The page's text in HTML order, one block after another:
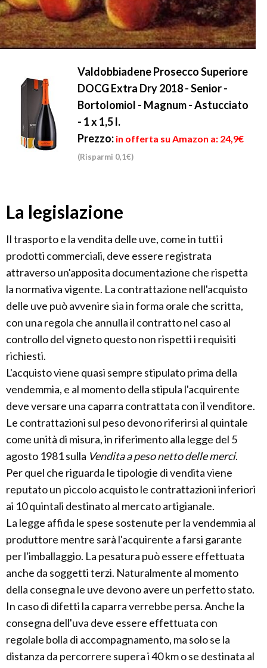
Valdobbiadene Prosecco Superiore
DOCG Extra Dry 2018 - Senior -
Bortolomiol - Magnum - Astucciato
- 1 x 1,5 l.
Prezzo: in offerta su Amazon a: 24,9€
(Risparmi 0,1€)
La legislazione
Il trasporto e la vendita delle uve, come in tutti i
prodotti commerciali, deve essere registrata
attraverso un'apposita documentazione che rispetta
la normativa vigente. La contrattazione nell'acquisto
delle uve può avvenire sia in forma orale che scritta,
con una regola che annulla il contratto nel caso al
controllo del vigneto questo non rispetti i requisiti
richiesti.
L'acquisto viene quasi sempre stipulato prima della
vendemmia, e al momento della stipula l'acquirente
deve versare una caparra contrattata con il venditore.
Le contrattazioni sul peso devono riferirsi al quintale
come unità di misura, in riferimento alla legge del 5
agosto 1981 sulla Vendita a peso netto delle merci.
Per quel che riguarda le tipologie di vendita viene
reputato un piccolo acquisto le contrattazioni inferiori
ai 10 quintali destinato al mercato artigianale.
La legge affida le spese sostenute per la vendemmia al
produttore mentre sarà l'acquirente a farsi garante
per l'imballaggio. La pesatura può essere effettuata
anche da soggetti terzi. Naturalmente al momento
della consegna le uve devono avere un perfetto stato.
In caso di difetti la caparra verrebbe persa. Anche la
consegna dell'uva deve essere effettuata con
regolale bolla di accompagnamento, ma solo se la
distanza da percorrere supera i 40 km o se destinata al